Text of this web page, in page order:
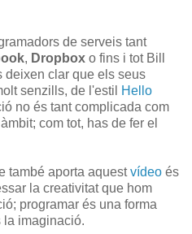
de serveis tant
, Dropbox o fins i tot Bill
deixen clar que els seus
senzills, de l'estil
Hello
no és tant complicada com
com tot, has de fer el
també aporta aquestvídeo és
la creativitat que hom
programar és una forma
la imaginació.